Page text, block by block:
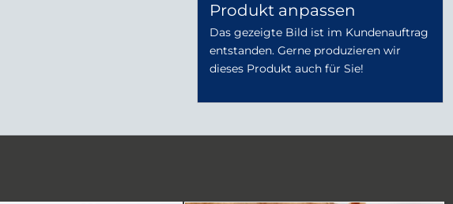
Produkt anpassen
Das gezeigte Bild ist im Kundenauftrag
entstanden. Gerne produzieren wir
dieses Produkt auch für Sie!